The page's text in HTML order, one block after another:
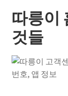
따릉이
것들